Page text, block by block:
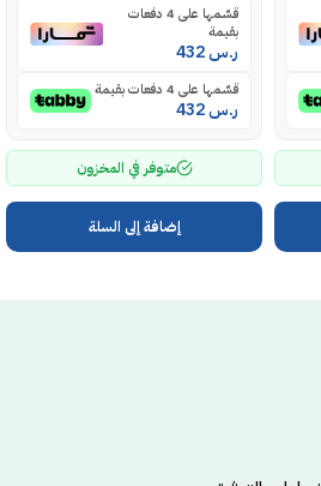
قسّمها على 4 دفعات
بقيمة
ر.س
قسّمها على 4 دفعات بقيمة
ر.س
متوفر في المخزون
إضافة إلى السلة